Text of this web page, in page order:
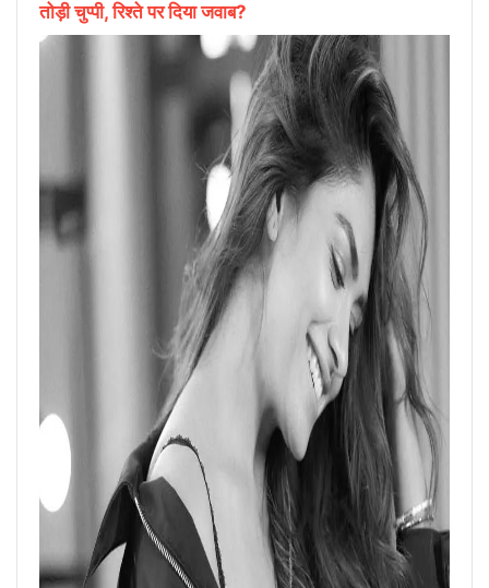
तोड़ी चुप्पी, रिश्ते पर दिया जवाब?